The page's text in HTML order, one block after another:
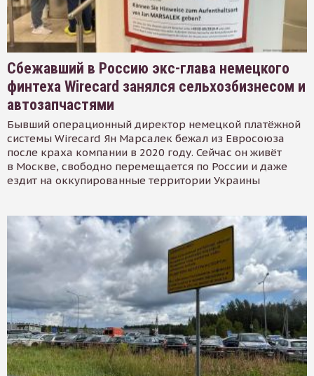
Сбежавший в Россию экс-глава немецкого
финтеха Wirecard занялся сельхозбизнесом и
автозапчастями
Бывший операционный директор немецкой платёжной
системы Wirecard Ян Марсалек бежал из Евросоюза
после краха компании в 2020 году. Сейчас он живёт
в Москве, свободно перемещается по России и даже
ездит на оккупированные территории Украины